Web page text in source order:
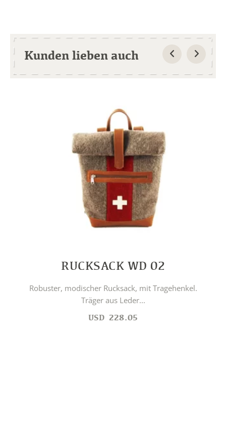
Kunden lieben auch
RUCKSACK WD 02
Robuster, modischer Rucksack, mit Tragehenkel.
Träger aus Leder...
USD 228.05